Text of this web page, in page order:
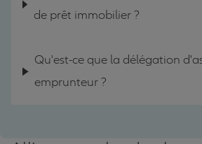
de prêt immobilier ?
Qu'est-ce que la délégation
emprunteur ?